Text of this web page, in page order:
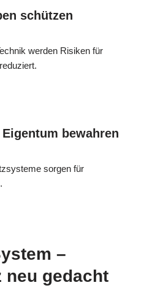
schützen
werden Risiken für
bewahren
sorgen für
–
neu gedacht